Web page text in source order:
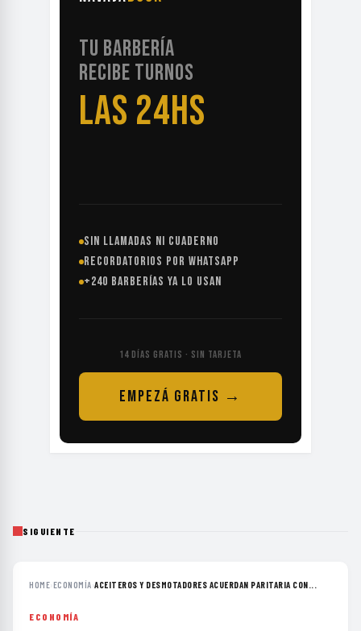
TU BARBERÍA
RECIBE TURNOS
LAS 24HS
SIN LLAMADAS NI CUADERNO
RECORDATORIOS POR WHATSAPP
+240 BARBERÍAS YA LO USAN
14 DÍAS GRATIS · SIN TARJETA
EMPEZÁ GRATIS →
SIGUIENTE
HOME›ECONOMÍA›ACEITEROS Y DESMOTADORES ACUERDAN PARITARIA CON...
ECONOMÍA